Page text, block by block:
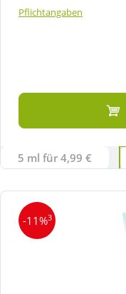
Pflichtangaben
5 ml für 4,99 €
-11%3